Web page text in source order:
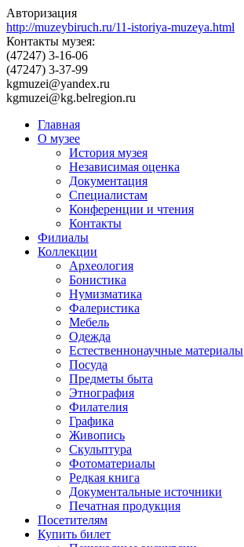
Авторизация
http://muzeybiruch.ru/11-istoriya-muzeya.html
Контакты музея:
(47247) 3-16-06
(47247) 3-37-99
kgmuzei@yandex.ru
kgmuzei@kg.belregion.ru
Главная
О музее
История музея
Независимая оценка
Документация
Специалистам
Конференции и чтения
Контакты
Филиалы
Коллекции
Археология
Бонистика
Нумизматика
Фалеристика
Мебель
Одежда
Естественнонаучные материалы
Посуда
Предметы быта
Этнография
Филателия
Графика
Живопись
Скульптура
Фотоматериалы
Редкая книга
Документальные источники
Печатная продукция
Посетителям
Купить билет